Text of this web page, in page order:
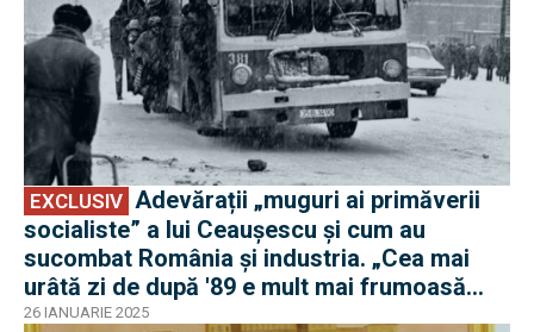
EXCLUSIV
socialiste” a lui Ceaușescu și cum au
sucombat România și industria. „Cea mai
urâtă zi de după '89 e mult mai frumoasă
decât cea mai frumoasă zi dinainte de '89”
26 IANUARIE 2025